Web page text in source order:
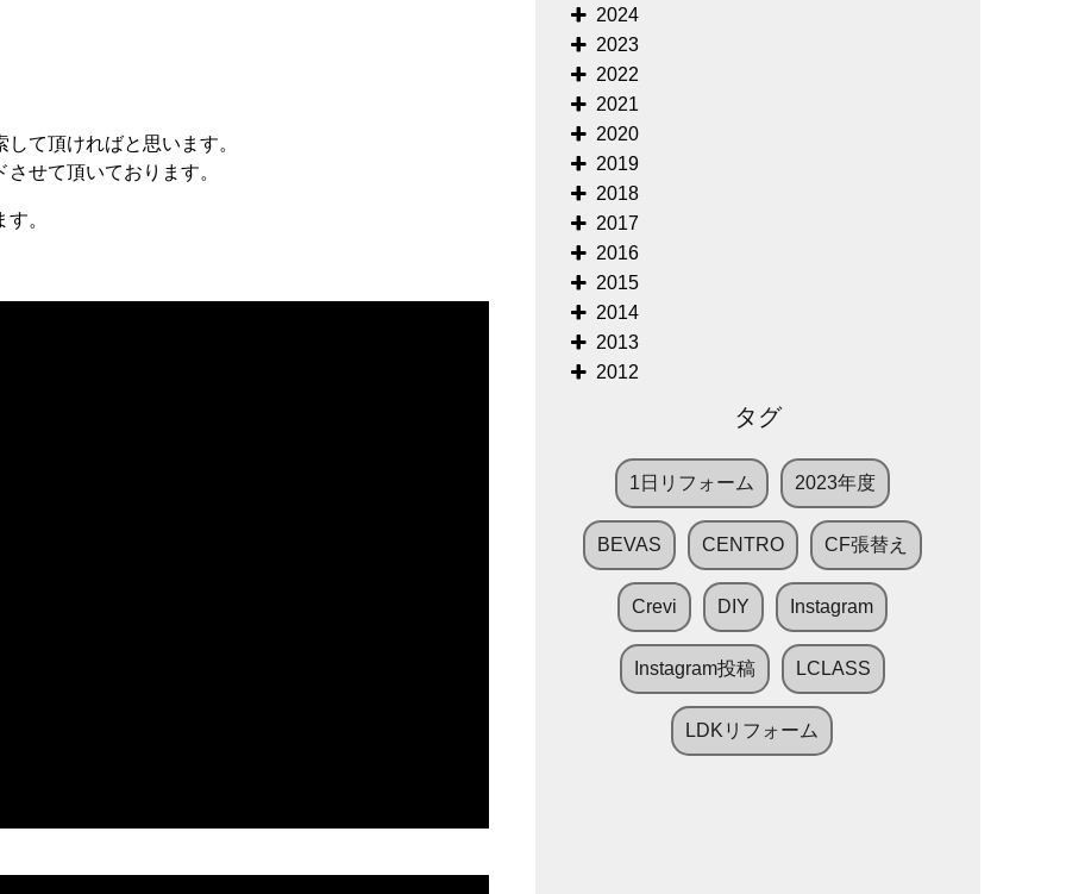
して頂ければと思います。
せて頂いております。
。
2024
2023
2022
2021
2020
2019
2018
2017
2016
2015
2014
2013
2012
タグ
1日リフォーム 2023年度
BEVAS CENTRO CF張替え
Crevi DIY Instagram
Instagram投稿 LCLASS
LDKリフォーム